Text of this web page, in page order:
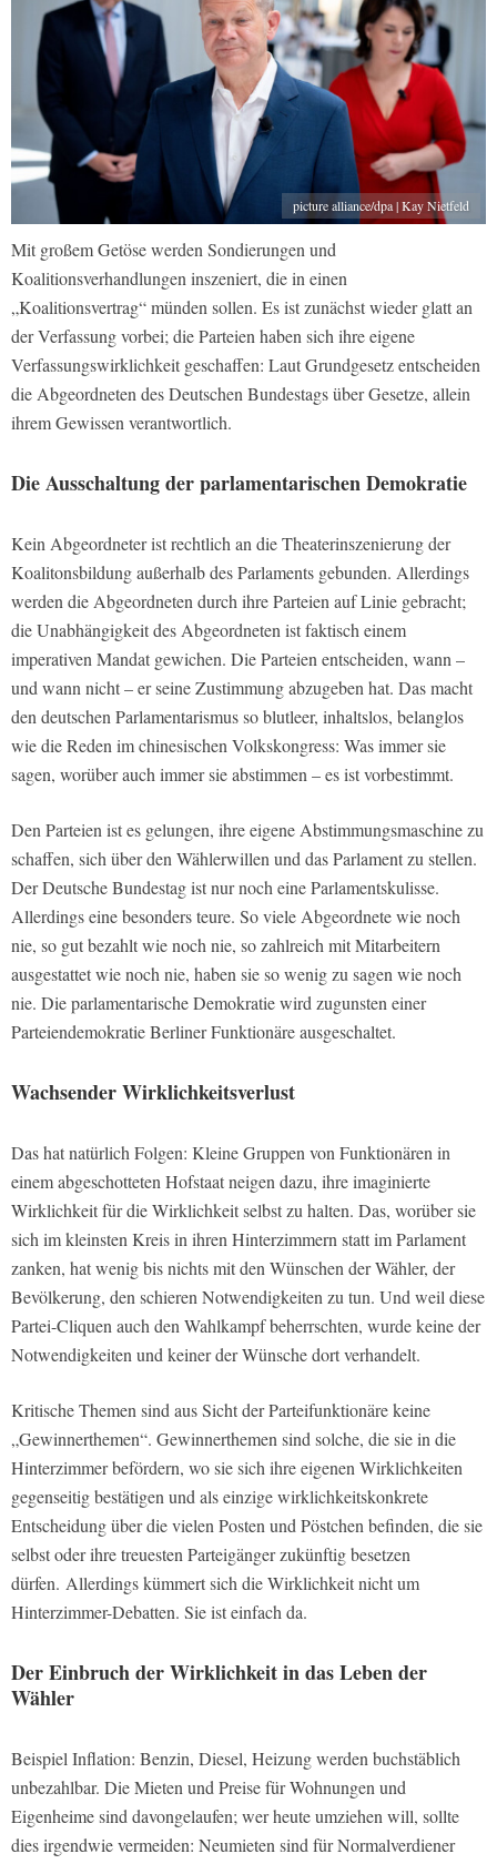
picture alliance/dpa | Kay Nietfeld
Mit großem Getöse werden Sondierungen und
Koalitionsverhandlungen inszeniert, die in einen
„Koalitionsvertrag“ münden sollen. Es ist zunächst wieder glatt an
der Verfassung vorbei; die Parteien haben sich ihre eigene
Verfassungswirklichkeit geschaffen: Laut Grundgesetz entscheiden
die Abgeordneten des Deutschen Bundestags über Gesetze, allein
ihrem Gewissen verantwortlich.
Die Ausschaltung der parlamentarischen Demokratie
Kein Abgeordneter ist rechtlich an die Theaterinszenierung der
Koalitonsbildung außerhalb des Parlaments gebunden. Allerdings
werden die Abgeordneten durch ihre Parteien auf Linie gebracht;
die Unabhängigkeit des Abgeordneten ist faktisch einem
imperativen Mandat gewichen. Die Parteien entscheiden, wann –
und wann nicht – er seine Zustimmung abzugeben hat. Das macht
den deutschen Parlamentarismus so blutleer, inhaltslos, belanglos
wie die Reden im chinesischen Volkskongress: Was immer sie
sagen, worüber auch immer sie abstimmen – es ist vorbestimmt.
Den Parteien ist es gelungen, ihre eigene Abstimmungsmaschine zu
schaffen, sich über den Wählerwillen und das Parlament zu stellen.
Der Deutsche Bundestag ist nur noch eine Parlamentskulisse.
Allerdings eine besonders teure. So viele Abgeordnete wie noch
nie, so gut bezahlt wie noch nie, so zahlreich mit Mitarbeitern
ausgestattet wie noch nie, haben sie so wenig zu sagen wie noch
nie. Die parlamentarische Demokratie wird zugunsten einer
Parteiendemokratie Berliner Funktionäre ausgeschaltet.
Wachsender Wirklichkeitsverlust
Das hat natürlich Folgen: Kleine Gruppen von Funktionären in
einem abgeschotteten Hofstaat neigen dazu, ihre imaginierte
Wirklichkeit für die Wirklichkeit selbst zu halten. Das, worüber sie
sich im kleinsten Kreis in ihren Hinterzimmern statt im Parlament
zanken, hat wenig bis nichts mit den Wünschen der Wähler, der
Bevölkerung, den schieren Notwendigkeiten zu tun. Und weil diese
Partei-Cliquen auch den Wahlkampf beherrschten, wurde keine der
Notwendigkeiten und keiner der Wünsche dort verhandelt.
Kritische Themen sind aus Sicht der Parteifunktionäre keine
„Gewinnerthemen“. Gewinnerthemen sind solche, die sie in die
Hinterzimmer befördern, wo sie sich ihre eigenen Wirklichkeiten
gegenseitig bestätigen und als einzige wirklichkeitskonkrete
Entscheidung über die vielen Posten und Pöstchen befinden, die sie
selbst oder ihre treuesten Parteigänger zukünftig besetzen
dürfen. Allerdings kümmert sich die Wirklichkeit nicht um
Hinterzimmer-Debatten. Sie ist einfach da.
Der Einbruch der Wirklichkeit in das Leben der
Wähler
Beispiel Inflation: Benzin, Diesel, Heizung werden buchstäblich
unbezahlbar. Die Mieten und Preise für Wohnungen und
Eigenheime sind davongelaufen; wer heute umziehen will, sollte
dies irgendwie vermeiden: Neumieten sind für Normalverdiener